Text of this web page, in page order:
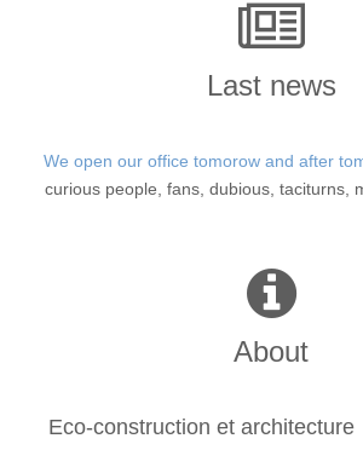
Last news
We open our office tomorow and after
curious people, fans, dubious, taciturns,
About
Eco-construction et